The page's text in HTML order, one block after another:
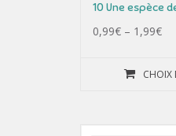
10 Une espèce
0,99€ – 1,99€
CHOIX